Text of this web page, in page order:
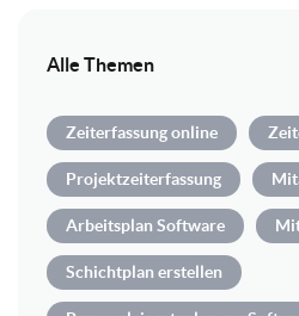
Alle Themen
Zeiterfassung online
Projektzeiterfassung
Arbeitsplan Software
Schichtplan erstellen